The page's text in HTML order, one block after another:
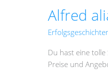
Alfred
Du hast eine tolle
Preise und